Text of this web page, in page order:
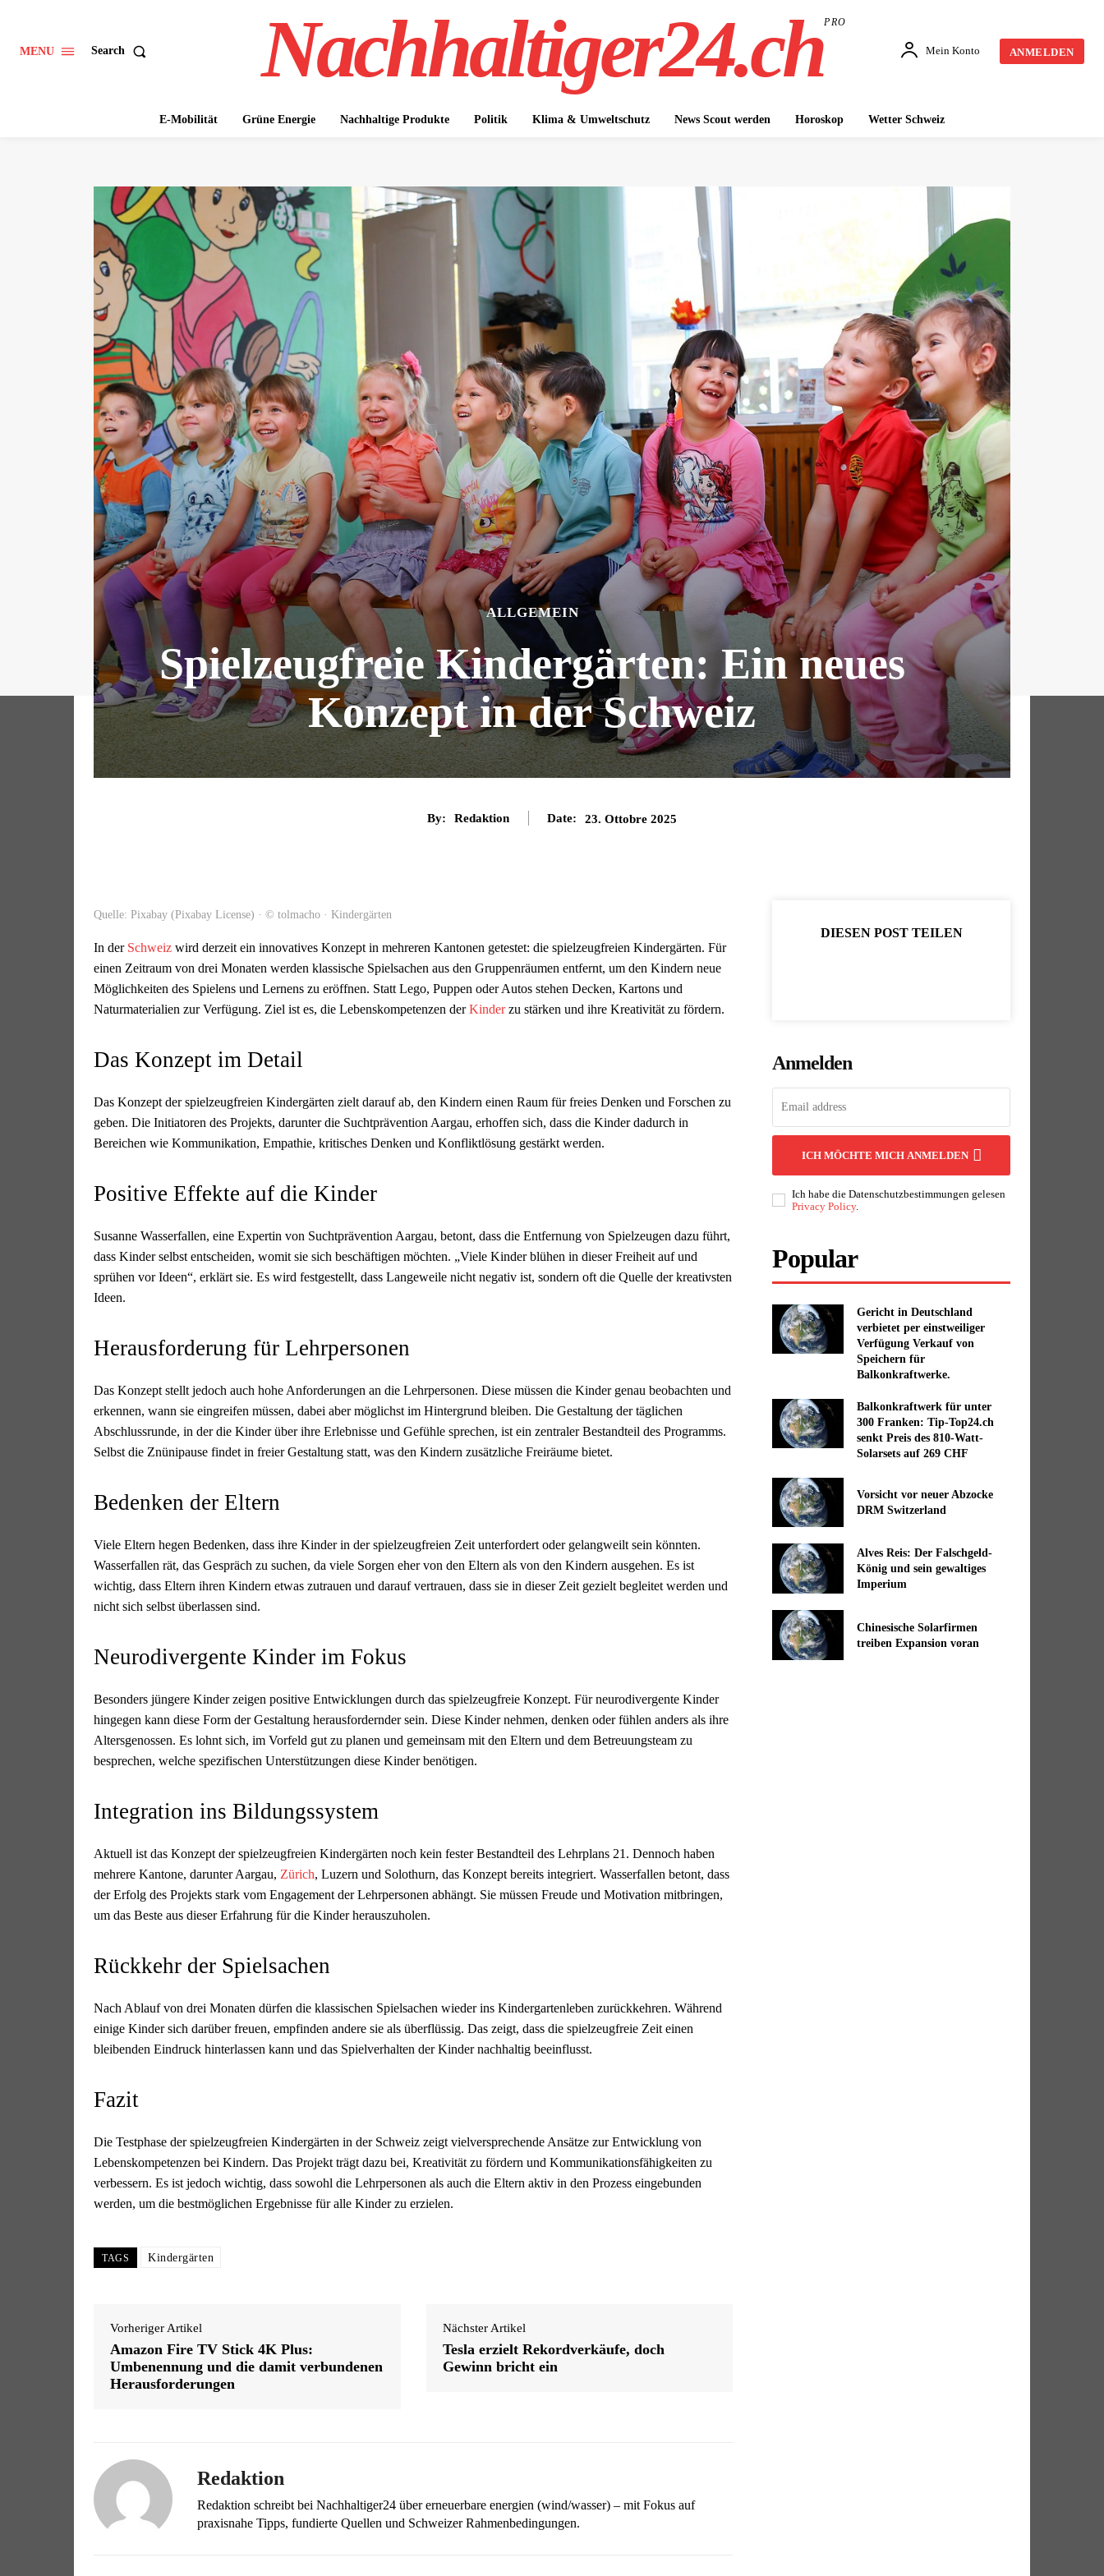
MENU Search Nachhaltiger24.chPRO
Mein Konto ANMELDEN
E-Mobilität Grüne Energie Nachhaltige Produkte Politik Klima & Umweltschutz News Scout werden Horoskop Wetter Schweiz
ALLGEMEIN
Spielzeugfreie Kindergärten: Ein neues
Konzept in der Schweiz
By: Redaktion Date: 23. Ottobre 2025
Quelle: Pixabay (Pixabay License) · © tolmacho · Kindergärten
In der Schweiz wird derzeit ein innovatives Konzept in mehreren Kantonen getestet: die spielzeugfreien Kindergärten. Für
einen Zeitraum von drei Monaten werden klassische Spielsachen aus den Gruppenräumen entfernt, um den Kindern neue
Möglichkeiten des Spielens und Lernens zu eröffnen. Statt Lego, Puppen oder Autos stehen Decken, Kartons und
Naturmaterialien zur Verfügung. Ziel ist es, die Lebenskompetenzen derKinderzu stärken und ihre Kreativität zu fördern.
Das Konzept im Detail
Das Konzept der spielzeugfreien Kindergärten zielt darauf ab, den Kindern einen Raum für freies Denken und Forschen zu
geben. Die Initiatoren des Projekts, darunter die Suchtprävention Aargau, erhoffen sich, dass die Kinder dadurch in
Bereichen wie Kommunikation, Empathie, kritisches Denken und Konfliktlösung gestärkt werden.
Positive Effekte auf die Kinder
Susanne Wasserfallen, eine Expertin von Suchtprävention Aargau, betont, dass die Entfernung von Spielzeugen dazu führt,
dass Kinder selbst entscheiden, womit sie sich beschäftigen möchten. „Viele Kinder blühen in dieser Freiheit auf und
sprühen vor Ideen“, erklärt sie. Es wird festgestellt, dass Langeweile nicht negativ ist, sondern oft die Quelle der kreativsten
Ideen.
Herausforderung für Lehrpersonen
Das Konzept stellt jedoch auch hohe Anforderungen an die Lehrpersonen. Diese müssen die Kinder genau beobachten und
erkennen, wann sie eingreifen müssen, dabei aber möglichst im Hintergrund bleiben. Die Gestaltung der täglichen
Abschlussrunde, in der die Kinder über ihre Erlebnisse und Gefühle sprechen, ist ein zentraler Bestandteil des Programms.
Selbst die Znünipause findet in freier Gestaltung statt, was den Kindern zusätzliche Freiräume bietet.
Bedenken der Eltern
Viele Eltern hegen Bedenken, dass ihre Kinder in der spielzeugfreien Zeit unterfordert oder gelangweilt sein könnten.
Wasserfallen rät, das Gespräch zu suchen, da viele Sorgen eher von den Eltern als von den Kindern ausgehen. Es ist
wichtig, dass Eltern ihren Kindern etwas zutrauen und darauf vertrauen, dass sie in dieser Zeit gezielt begleitet werden und
nicht sich selbst überlassen sind.
Neurodivergente Kinder im Fokus
Besonders jüngere Kinder zeigen positive Entwicklungen durch das spielzeugfreie Konzept. Für neurodivergente Kinder
hingegen kann diese Form der Gestaltung herausfordernder sein. Diese Kinder nehmen, denken oder fühlen anders als ihre
Altersgenossen. Es lohnt sich, im Vorfeld gut zu planen und gemeinsam mit den Eltern und dem Betreuungsteam zu
besprechen, welche spezifischen Unterstützungen diese Kinder benötigen.
Integration ins Bildungssystem
Aktuell ist das Konzept der spielzeugfreien Kindergärten noch kein fester Bestandteil des Lehrplans 21. Dennoch haben
mehrere Kantone, darunter Aargau, Zürich, Luzern und Solothurn, das Konzept bereits integriert. Wasserfallen betont, dass
der Erfolg des Projekts stark vom Engagement der Lehrpersonen abhängt. Sie müssen Freude und Motivation mitbringen,
um das Beste aus dieser Erfahrung für die Kinder herauszuholen.
Rückkehr der Spielsachen
Nach Ablauf von drei Monaten dürfen die klassischen Spielsachen wieder ins Kindergartenleben zurückkehren. Während
einige Kinder sich darüber freuen, empfinden andere sie als überflüssig. Das zeigt, dass die spielzeugfreie Zeit einen
bleibenden Eindruck hinterlassen kann und das Spielverhalten der Kinder nachhaltig beeinflusst.
Fazit
Die Testphase der spielzeugfreien Kindergärten in der Schweiz zeigt vielversprechende Ansätze zur Entwicklung von
Lebenskompetenzen bei Kindern. Das Projekt trägt dazu bei, Kreativität zu fördern und Kommunikationsfähigkeiten zu
verbessern. Es ist jedoch wichtig, dass sowohl die Lehrpersonen als auch die Eltern aktiv in den Prozess eingebunden
werden, um die bestmöglichen Ergebnisse für alle Kinder zu erzielen.
TAGS Kindergärten
Vorheriger Artikel
Amazon Fire TV Stick 4K Plus:
Umbenennung und die damit verbundenen
Herausforderungen
Nächster Artikel
Tesla erzielt Rekordverkäufe, doch
Gewinn bricht ein
Redaktion
Redaktion schreibt bei Nachhaltiger24 über erneuerbare energien (wind/wasser) – mit Fokus auf
praxisnahe Tipps, fundierte Quellen und Schweizer Rahmenbedingungen.
DIESEN POST TEILEN
Anmelden
ICH MÖCHTE MICH ANMELDEN
Ich habe die Datenschutzbestimmungen gelesen
Privacy Policy.
Popular
Gericht in Deutschland
verbietet per einstweiliger
Verfügung Verkauf von
Speichern für
Balkonkraftwerke.
Balkonkraftwerk für unter
300 Franken: Tip-Top24.ch
senkt Preis des 810-Watt-
Solarsets auf 269 CHF
Vorsicht vor neuer Abzocke
DRM Switzerland
Alves Reis: Der Falschgeld-
König und sein gewaltiges
Imperium
Chinesische Solarfirmen
treiben Expansion voran